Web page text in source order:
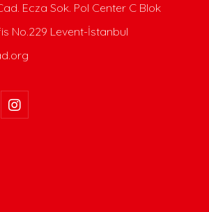
Ecza Sok. Pol Center C Blok
No.229 Levent-İstanbul